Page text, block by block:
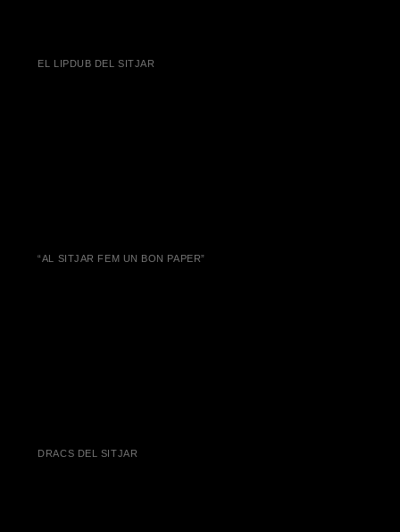
EL LIPDUB DEL SITJAR
“AL SITJAR FEM UN BON PAPER”
DRACS DEL SITJAR